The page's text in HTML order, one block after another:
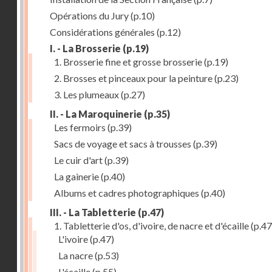
Opérations du Jury(p.10)
Considérations générales (p.12)
I. - La Brosserie (p.19)
1. Brosserie fine et grosse brosserie(p.19)
2. Brosses et pinceaux pour la peinture(p.23)
3. Les plumeaux(p.27)
II. - La Maroquinerie (p.35)
Les fermoirs (p.39)
Sacs de voyage et sacs à trousses (p.39)
Le cuir d'art(p.39)
La gainerie(p.40)
Albums et cadres photographiques (p.40)
III. - La Tabletterie (p.47)
1. Tabletterie d'os, d'ivoire, de nacre et d'écaille
L'ivoire(p.47)
La nacre(p.53)